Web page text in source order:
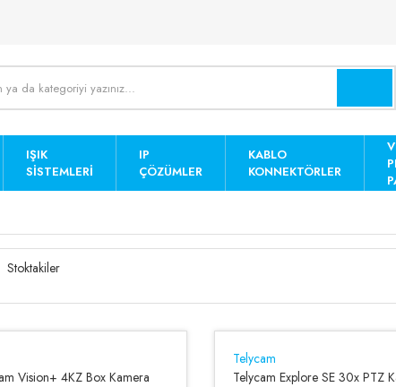
IŞIK
SISTEMLERI
IP
ÇÖZÜMLER
KABLO
KONNEKTÖRLER
Stoktakiler
Vision+ 4KZ Box Kamera
Telycam
Telycam Explore SE 30x PTZ